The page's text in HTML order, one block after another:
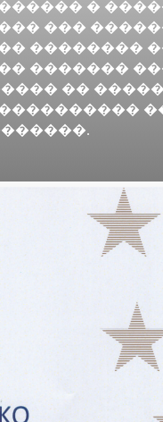
�
���
��������
�������
��